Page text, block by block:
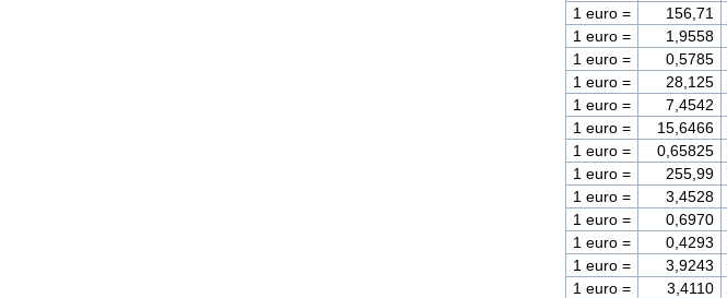
1 euro =
156,71
1 euro =
1,9558
1 euro =
0,5785
1 euro =
28,125
1 euro =
7,4542
1 euro =
15,6466
1 euro =
0,65825
1 euro =
255,99
1 euro =
3,4528
1 euro =
0,6970
1 euro =
0,4293
1 euro =
3,9243
1 euro =
3,4110